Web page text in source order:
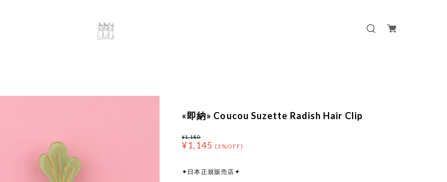
«即納» Coucou Suzette Radish Hair Clip
¥1,180
¥1,145 (3%OFF)
✦日本正規販売店✦